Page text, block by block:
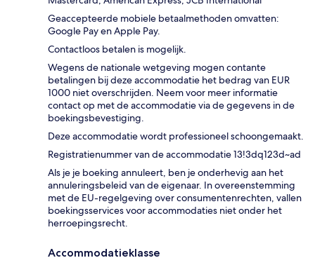
Geaccepteerde mobiele betaalmethoden omvatten:
Google Pay en Apple Pay.
Contactloos betalen is mogelijk.
Wegens de nationale wetgeving mogen contante
betalingen bij deze accommodatie het bedrag van EUR
1000 niet overschrijden. Neem voor meer informatie
contact op met de accommodatie via de gegevens in de
boekingsbevestiging.
Deze accommodatie wordt professioneel schoongemaakt.
Registratienummer van de accommodatie 13!3dq123d~ad
Als je je boeking annuleert, ben je onderhevig aan het
annuleringsbeleid van de eigenaar. In overeenstemming
met de EU-regelgeving over consumentenrechten, vallen
boekingsservices voor accommodaties niet onder het
herroepingsrecht.
Accommodatieklasse